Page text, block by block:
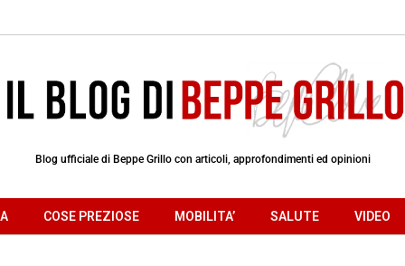
Blog ufficiale di Beppe Grillo con articoli, approfondimenti ed opinioni
COSE PREZIOSE MOBILITA’ SALUTE VIDEO